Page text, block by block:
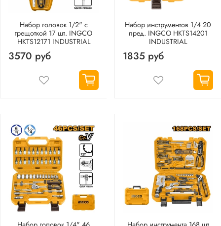
Набор головок 1/2" с
трещоткой 17 шт. INGCO
HKTS12171 INDUSTRIAL
3570 руб
Набор инструментов 1/4 20
пред. INGCO HKTS14201
INDUSTRIAL
1835 руб